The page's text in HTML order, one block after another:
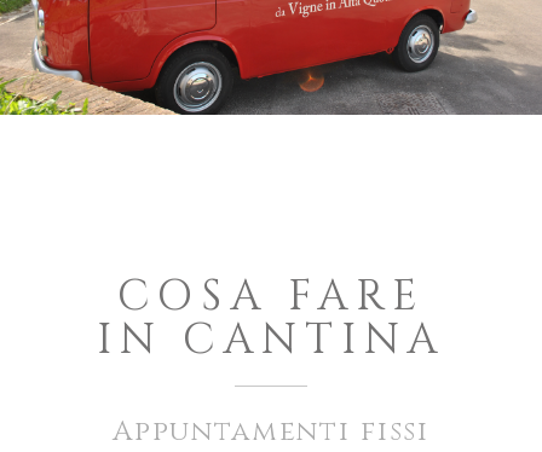
COSA FARE
IN CANTINA
Appuntamenti fissi